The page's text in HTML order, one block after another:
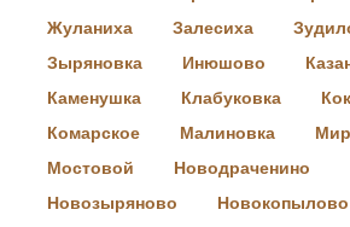
Жуланиха
Залесиха
Зыряновка
Инюшово
Каменушка
Клабуковка
Комарское
Малиновка
Мостовой
Новодраченино
Новозыряново
Новокопылово